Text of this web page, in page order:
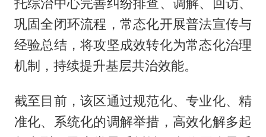
巩固全闭环流程，常态化开展普法宣传与
经验总结，将攻坚成效转化为常态化治理
机制，持续提升基层共治效能。
截至目前，该区通过规范化、专业化、精
准化、系统化的调解举措，高效化解多起